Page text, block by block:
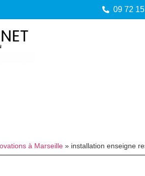
09 72
à Marseille » installation enseigne